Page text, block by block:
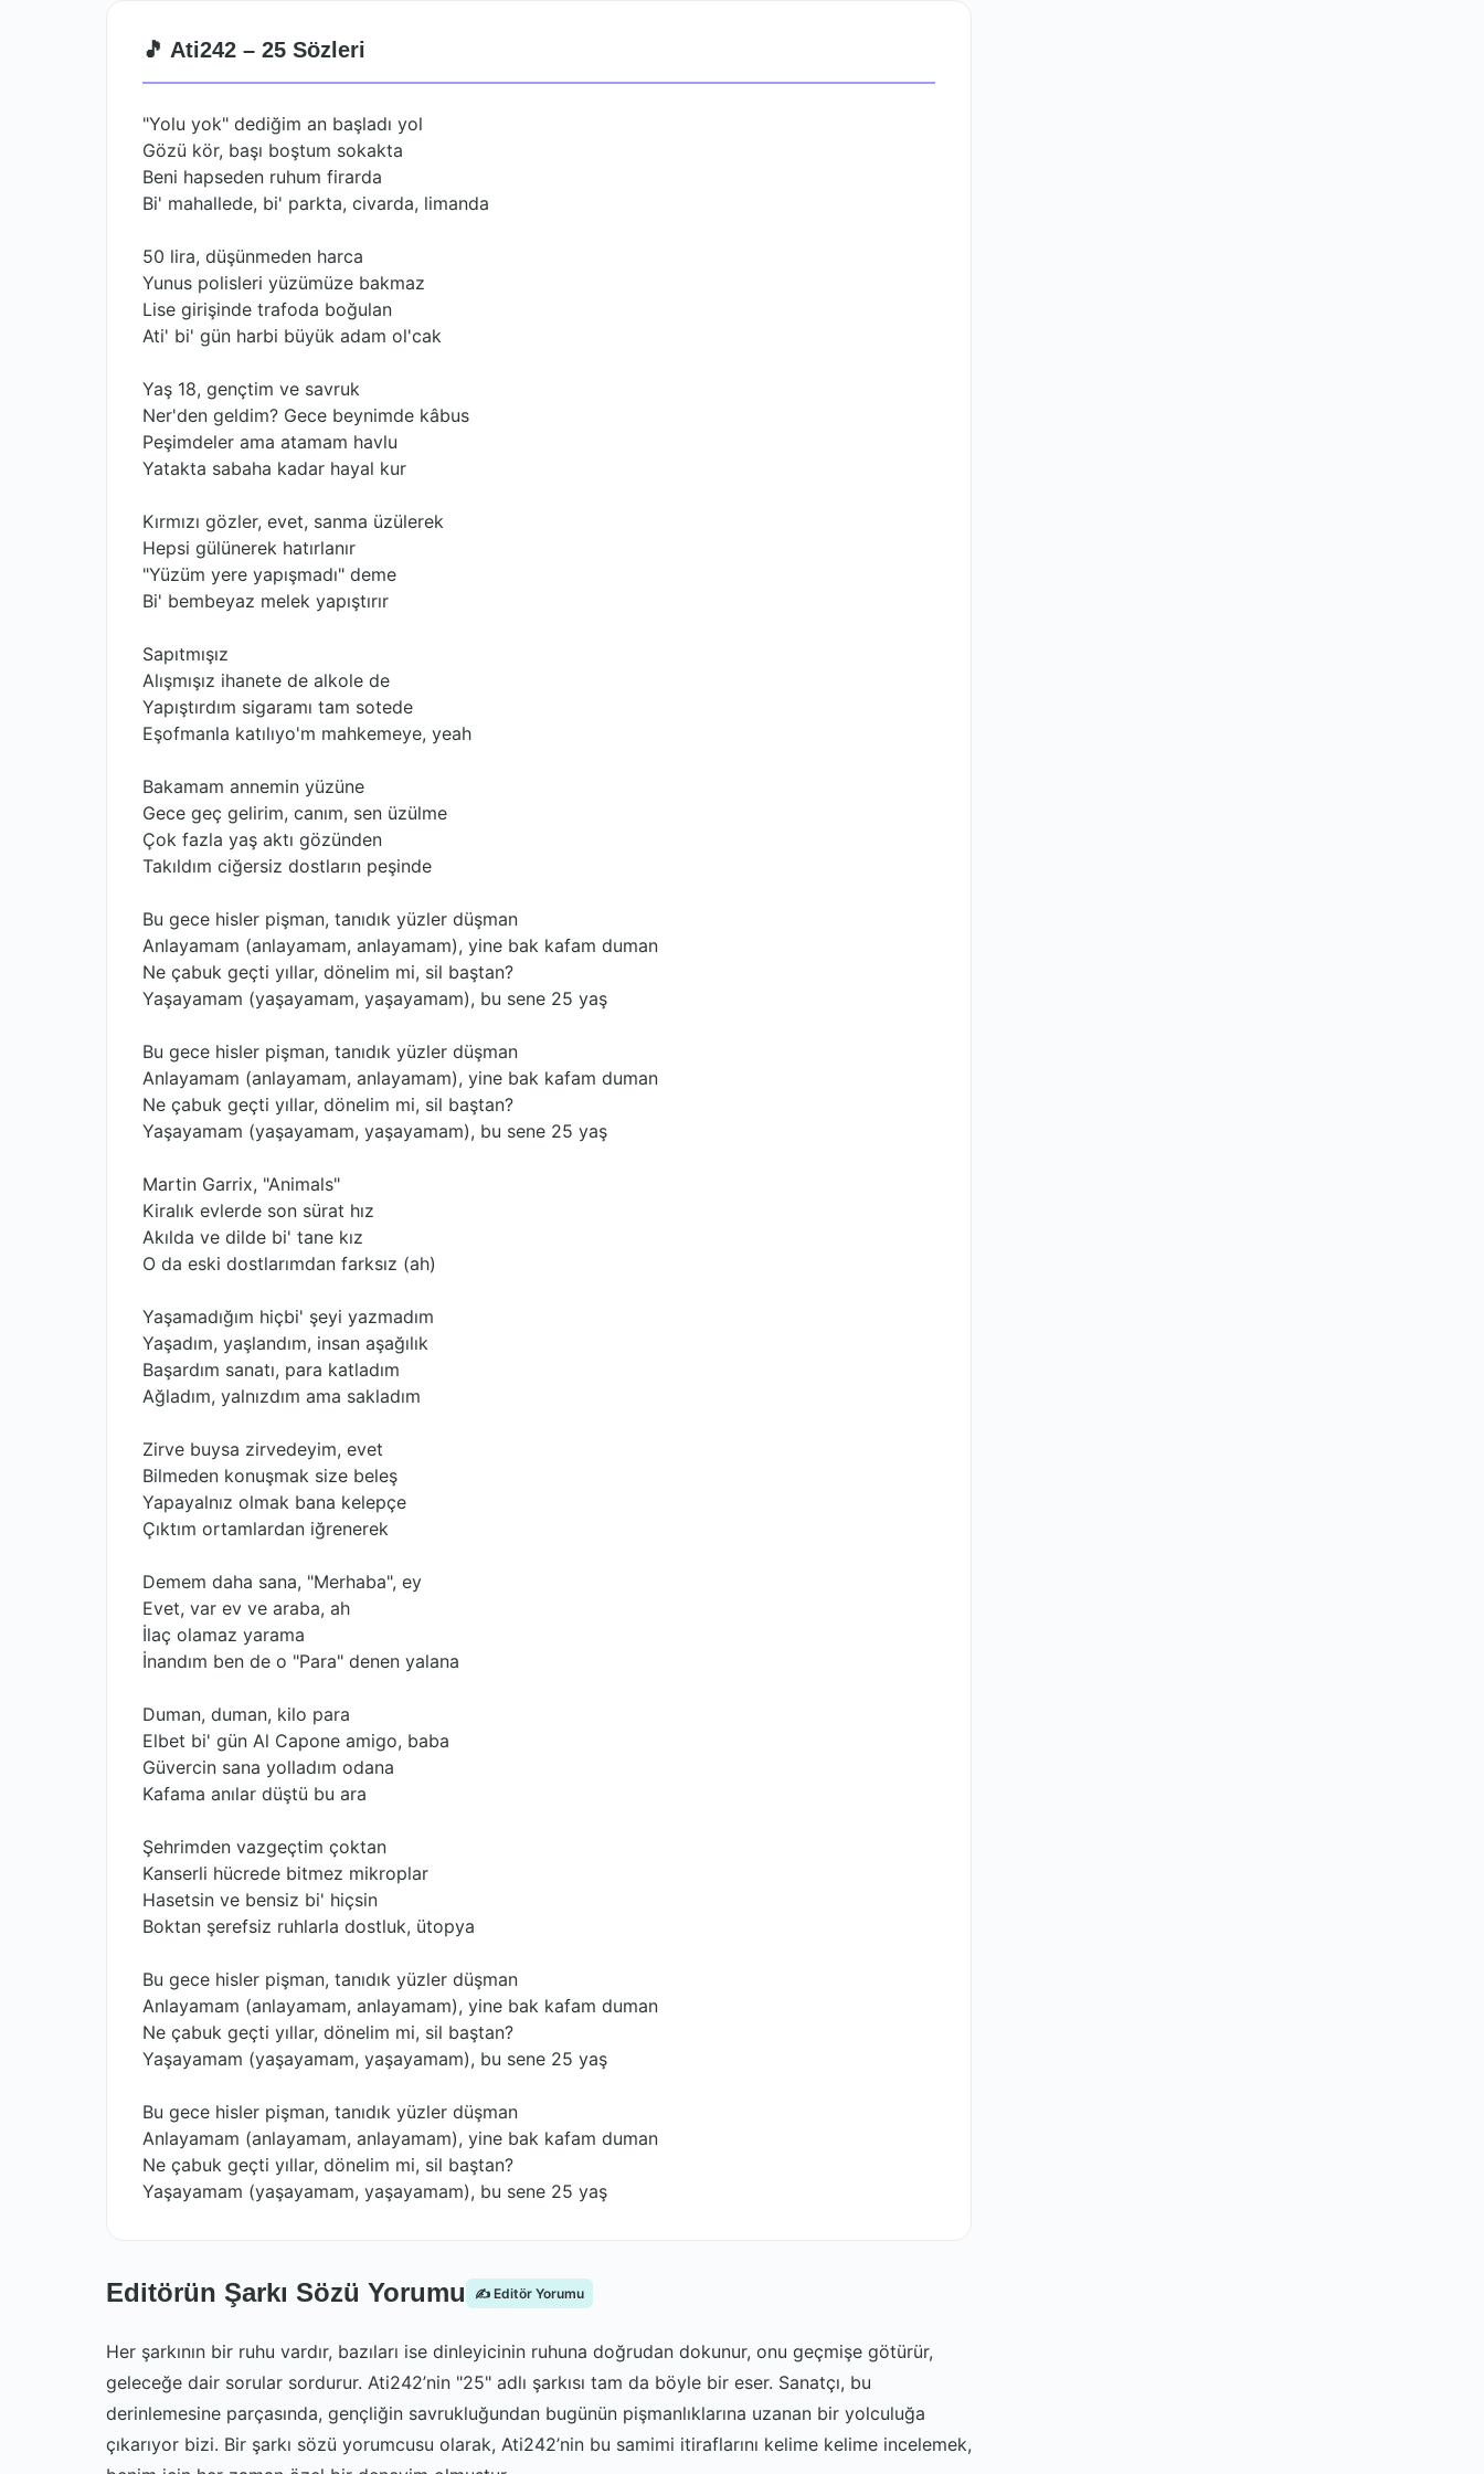
🎵 Ati242 – 25 Sözleri
"Yolu yok" dediğim an başladı yol
Gözü kör, başı boştum sokakta
Beni hapseden ruhum firarda
Bi' mahallede, bi' parkta, civarda, limanda
50 lira, düşünmeden harca
Yunus polisleri yüzümüze bakmaz
Lise girişinde trafoda boğulan
Ati' bi' gün harbi büyük adam ol'cak
Yaş 18, gençtim ve savruk
Ner'den geldim? Gece beynimde kâbus
Peşimdeler ama atamam havlu
Yatakta sabaha kadar hayal kur
Kırmızı gözler, evet, sanma üzülerek
Hepsi gülünеrek hatırlanır
"Yüzüm yere yapışmadı" dеme
Bi' bembeyaz melek yapıştırır
Sapıtmışız
Alışmışız ihanete de alkole de
Yapıştırdım sigaramı tam sotede
Eşofmanla katılıyo'm mahkemeye, yeah
Bakamam annemin yüzüne
Gece geç gelirim, canım, sen üzülme
Çok fazla yaş aktı gözünden
Takıldım ciğersiz dostların peşinde
Bu gece hisler pişman, tanıdık yüzler düşman
Anlayamam (anlayamam, anlayamam), yine bak kafam duman
Ne çabuk geçti yıllar, dönelim mi, sil baştan?
Yaşayamam (yaşayamam, yaşayamam), bu sene 25 yaş
Bu gece hisler pişman, tanıdık yüzler düşman
Anlayamam (anlayamam, anlayamam), yine bak kafam duman
Ne çabuk geçti yıllar, dönelim mi, sil baştan?
Yaşayamam (yaşayamam, yaşayamam), bu sene 25 yaş
Martin Garrix, "Animals"
Kiralık evlerde son sürat hız
Akılda ve dilde bi' tane kız
O da eski dostlarımdan farksız (ah)
Yaşamadığım hiçbi' şeyi yazmadım
Yaşadım, yaşlandım, insan aşağılık
Başardım sanatı, para katladım
Ağladım, yalnızdım ama sakladım
Zirve buysa zirvedeyim, evet
Bilmeden konuşmak size beleş
Yapayalnız olmak bana kelepçe
Çıktım ortamlardan iğrenerek
Demem daha sana, "Merhaba", ey
Evet, var ev ve araba, ah
İlaç olamaz yarama
İnandım ben de o "Para" denen yalana
Duman, duman, kilo para
Elbet bi' gün Al Capone amigo, baba
Güvercin sana yolladım odana
Kafama anılar düştü bu ara
Şehrimden vazgeçtim çoktan
Kanserli hücrede bitmez mikroplar
Hasetsin ve bensiz bi' hiçsin
Boktan şerefsiz ruhlarla dostluk, ütopya
Bu gece hisler pişman, tanıdık yüzler düşman
Anlayamam (anlayamam, anlayamam), yine bak kafam duman
Ne çabuk geçti yıllar, dönelim mi, sil baştan?
Yaşayamam (yaşayamam, yaşayamam), bu sene 25 yaş
Bu gece hisler pişman, tanıdık yüzler düşman
Anlayamam (anlayamam, anlayamam), yine bak kafam duman
Ne çabuk geçti yıllar, dönelim mi, sil baştan?
Yaşayamam (yaşayamam, yaşayamam), bu sene 25 yaş
Editörün Şarkı Sözü Yorumu ✍️ Editör Yorumu
Her şarkının bir ruhu vardır, bazıları ise dinleyicinin ruhuna doğrudan dokunur, onu geçmişe götürür,
geleceğe dair sorular sordurur. Ati242’nin "25" adlı şarkısı tam da böyle bir eser. Sanatçı, bu
derinlemesine parçasında, gençliğin savrukluğundan bugünün pişmanlıklarına uzanan bir yolculuğa
çıkarıyor bizi. Bir şarkı sözü yorumcusu olarak, Ati242’nin bu samimi itiraflarını kelime kelime incelemek,